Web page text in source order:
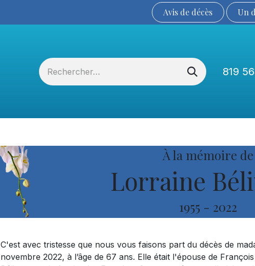
Avis de décès Un
819
À la mémoire de
Lorraine
1955 - 2022
C'est avec tristesse que nous vous faisons part du décès de
novembre 2022, à l’âge de 67 ans. Elle était l'épouse de